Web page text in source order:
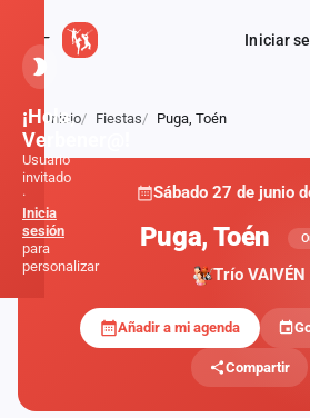
Iniciar
Atrás
Inicio Fiestas Puga, Toén
Sábado 27 de junio
Puga, Toén
Trío VAIVÉN
Añadir a mi agenda
Compartir
¡Hola,
Verbener@!
Usuario
invitado
·
Inicia
sesión
para
personalizar